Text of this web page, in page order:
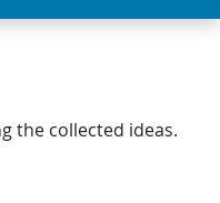
the collected ideas.